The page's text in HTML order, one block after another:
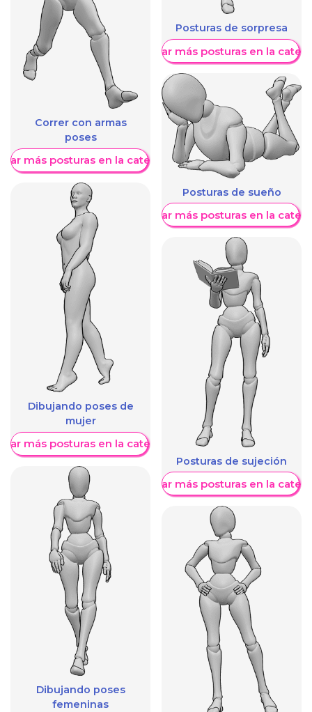
Correr con armas
poses
más posturas en la categoría
Dibujando poses de
mujer
más posturas en la categoría
Dibujando poses
femeninas
Posturas de sorpresa
Mostrar más posturas en la
Posturas de sueño
Mostrar más posturas en la
Posturas de sujeción
Mostrar más posturas en la